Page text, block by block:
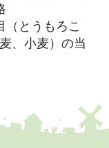
とうもろこ
、小麦）の当